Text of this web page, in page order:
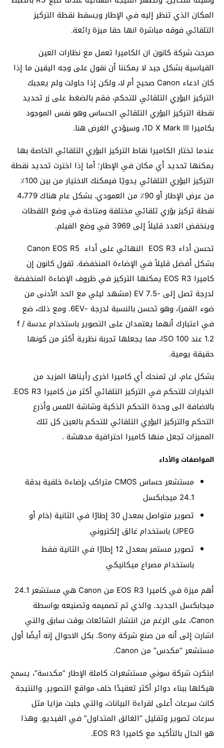
المكان الذي تنظر إليه في الإطار ويسقط نقطة التركيز
التلقائي فوقه مباشرة انها حقا ميزة رائعة.
صرحت شركة كانون ان الكاميرا تعمل مع نظارات العين
القياسية بشكل جيد لا يمكننا أن نقول على وجه اليقين ما إذا
كان ادعاء Canon صحيح أم لا، ولكن إذا حاولت ولم يعجبك
التركيز البؤري التلقائي للتحكم، فقم بالضغط على زر تحديد
نقطة التركيز البؤري التلقائي الحساس وهو نفس الموجود
بكاميرا 1D X Mark III، وسيؤدي الغرض هنا.
عندما تختار الكاميرا نقاط التركيز البؤري التلقائي الخاصة بها
يمكنها تحديد أي مكان في الإطار؛ أما إذا اخترت تحديد نقطة
التركيز البؤري التلقائي يدويًا فيمكنك الاختيار من بين 100٪
من عرض الإطار أو 90٪ من العمودي. بشكل عام هناك 4،779
نقطة تركيز بؤري تلقائي مختلفة ومتاحة في وضع اللقطات
وينخفض العدد قليلاً إلى 3969 في وضع الفيلم.
تحسن أداء EOS R3 النهائي على أداء Canon EOS R5
بشكل أفضل قليلاً في الإضاءة المنخفضة. تقول كانون إن
كاميرا EOS R3 يمكنها التركيز في ظروف الإضاءة المنخفضة
لدرجة تصل إلى -7.5 EV (مشهد ليلي مع الحد الأدنى من
ضوء القمر)، وهو تحسن بالنسبة لدرجة -6EV. ومع ذلك، ضع
في اعتبارك أنهما يعتمدان على التصوير باستخدام عدسة f /
1.2 عند ISO 100، مما يجعلها تجربة نظرية أكثر من كونها
حقيقة يومية.
بشكل عام، لن تمنحك أي كاميرا اخرى رأيناها المزيد من
الخيارات للتحكم في التركيز التلقائي أكثر من كاميرا EOS R3.
بالاضافة الى وحدة التحكم الذكية وشاشة اللمس وأذرع
التحكم والتركيز البؤري التلقائي للتحكم بالعين كل تلك
المميزات تجعل منها كاميرا احترافية مدهشة .
المواصفات والأداء
مستشعر حساس CMOS متراكب بإضاءة خلفية بدقة
24.1 ميجابكسل
تصوير متواصل بمعدل 30 إطارًا في الثانية (خام أو
JPEG) باستخدام غالق إلكتروني
تصوير مستمر بمعدل 12 إطارًا في الثانية فقط
باستخدام مصراع ميكانيكي
أهم ميزة في كاميرا EOS R3 من Canon هي مستشعر 24.1
ميجابكسل الجديد. والذي تم تصميمه وتصنيعه بواسطة
Canon، على الرغم من انتشار الشائعات بوقت سابق والتي
اشارت إلى أنه من صنع شركة Sony. بكل الاحوال إنه أيضًا أول
مستشعر “مكدس” من Canon.
ابتكرت شركة سوني مستشعرات كاملة الإطار “مكدسة”، يسمح
هيكلها ببناء دوائر أكثر تعقيدًا خلف مواقع التصوير. والنتيجة
كانت سرعات أعلى لقراءة البيانات، والتي جلبت مزايا مثل
سرعات تصوير وتقليل “الغالق المتداول” في الفيديو. وهذا
هو الحال بالتأكيد مع كاميرا EOS R3.